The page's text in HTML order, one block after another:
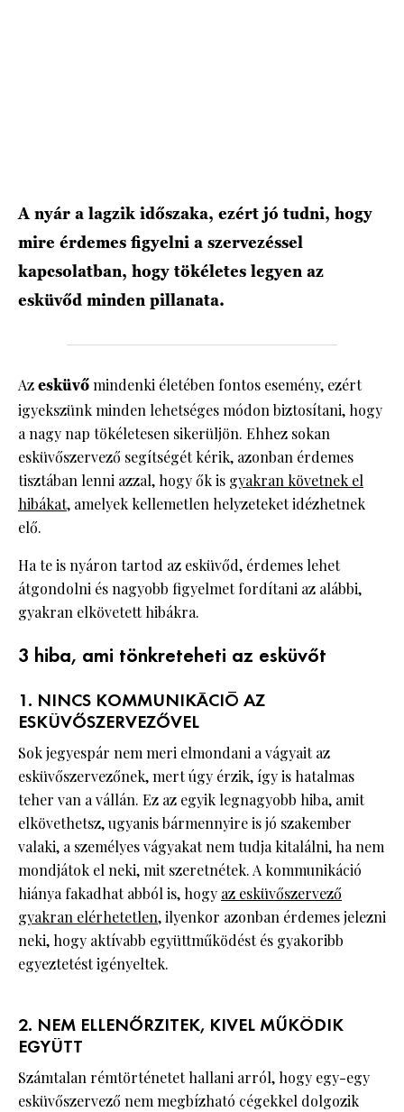
A nyár a lagzik időszaka, ezért jó tudni, hogy
mire érdemes figyelni a szervezéssel
kapcsolatban, hogy tökéletes legyen az
esküvőd minden pillanata.
Azesküvőmindenki életében fontos esemény, ezért
igyekszünk minden lehetséges módon biztosítani, hogy
a nagy nap tökéletesen sikerüljön. Ehhez sokan
esküvőszervező segítségét kérik, azonban érdemes
tisztában lenni azzal, hogy ők is gyakran követnek el
hibákat, amelyek kellemetlen helyzeteket idézhetnek
elő.
Ha te is nyáron tartod az esküvőd, érdemes lehet
átgondolni és nagyobb figyelmet fordítani az alábbi,
gyakran elkövetett hibákra.
3 hiba, ami tönkreteheti az esküvőt
1. NINCS KOMMUNIKÁCIÓ AZ
ESKÜVŐSZERVEZŐVEL
Sok jegyespár nem meri elmondani a vágyait az
esküvőszervezőnek, mert úgy érzik, így is hatalmas
teher van a vállán. Ez az egyik legnagyobb hiba, amit
elkövethetsz, ugyanis bármennyire is jó szakember
valaki, a személyes vágyakat nem tudja kitalálni, ha nem
mondjátok el neki, mit szeretnétek. A kommunikáció
hiánya fakadhat abból is, hogy az esküvőszervező
gyakran elérhetetlen, ilyenkor azonban érdemes jelezni
neki, hogy aktívabb együttműködést és gyakoribb
egyeztetést igényeltek.
2. NEM ELLENŐRZITEK, KIVEL MŰKÖDIK
EGYÜTT
Számtalan rémtörténetet hallani arról, hogy egy-egy
esküvőszervező nem megbízható cégekkel dolgozik